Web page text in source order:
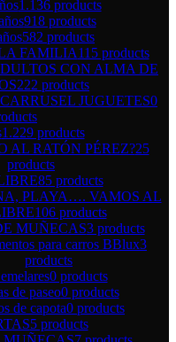
1.136 products
918 products
582 products
FAMILIA115 products
CON ALMA DE
222 products
JUGUETES0
1.229 products
AL RATÓN PÉREZ?25
products
85 products
PLAYA…. VAMOS AL
106 products
MUÑECAS3 products
para carros BBlux3
products
0 products
de paseo0 products
de capota0 products
5 products